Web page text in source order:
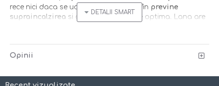
rece nici daca se uda! Reglajul termic fin previne
supraincalzirea si asigura o ventilatie optima. Lana are
de langa corp. Este materialul cel maibine tolerat de
pielea cu tendinta spre atopie.
Alegerea smart pentru
simplist, specific stilului nordic, minimalist si practic.
Opinii